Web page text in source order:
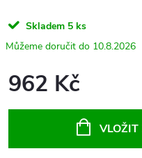
Skladem 5 ks
10.8.2026
962 Kč
VLOŽIT